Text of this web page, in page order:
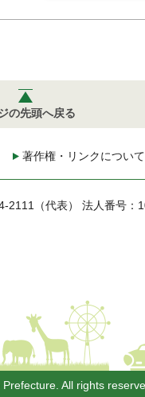
の先頭へ戻る
著作権・リンクについて
2111（代表） 法人番号：
All rights